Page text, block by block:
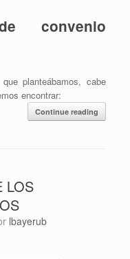
convenio
planteábamos, cabe
encontrar:
Continue reading
LOS
lbayerub